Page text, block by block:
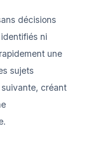
décisions
ni
une
sujets
créant